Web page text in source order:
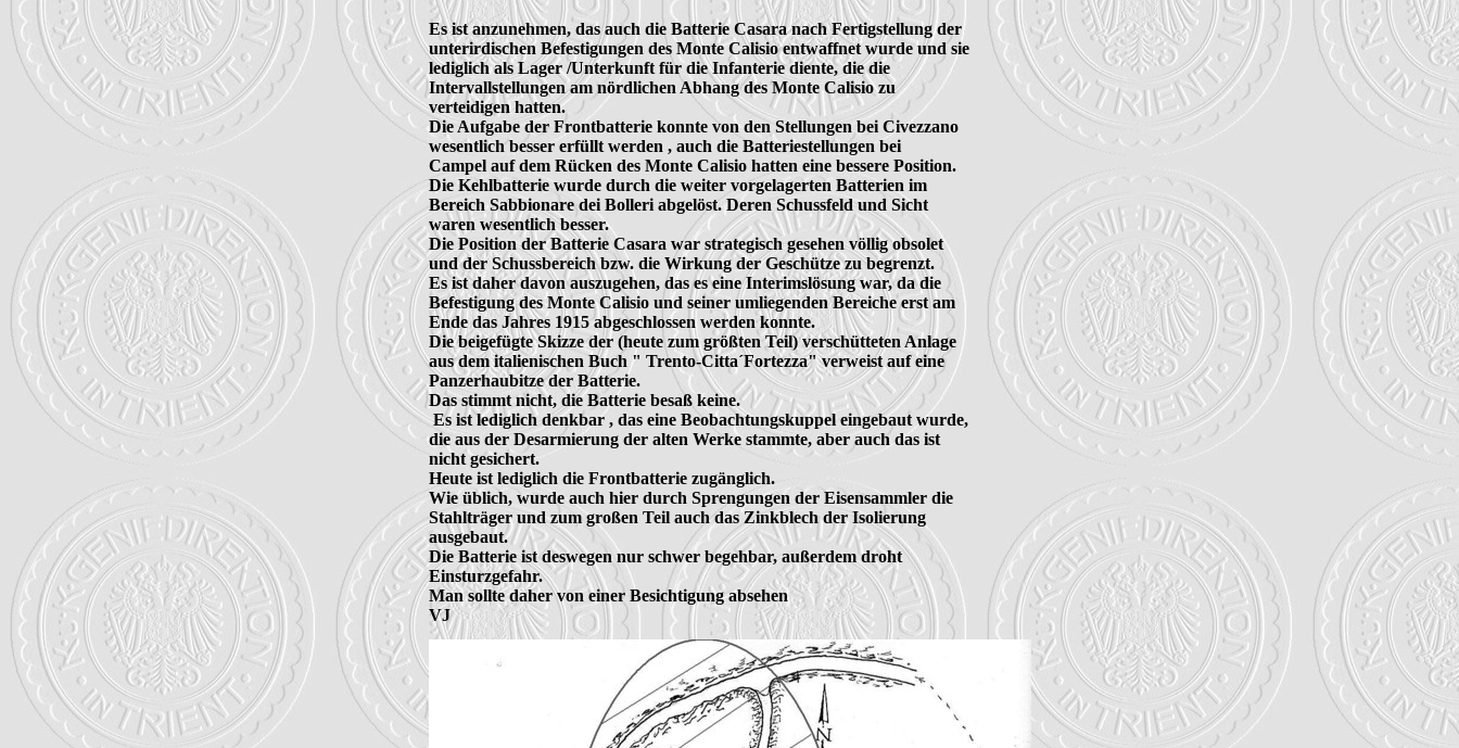
Es ist anzunehmen, das auch die Batterie Casara nach Fertigstellung der
unterirdischen Befestigungen des Monte Calisio entwaffnet wurde und sie
lediglich als Lager /Unterkunft für die Infanterie diente, die die
Intervallstellungen am nördlichen Abhang des Monte Calisio zu
verteidigen hatten.
Die Aufgabe der Frontbatterie konnte von den Stellungen bei Civezzano
wesentlich besser erfüllt werden , auch die Batteriestellungen bei
Campel auf dem Rücken des Monte Calisio hatten eine bessere Position.
Die Kehlbatterie wurde durch die weiter vorgelagerten Batterien im
Bereich Sabbionare dei Bolleri abgelöst. Deren Schussfeld und Sicht
waren wesentlich besser.
Die Position der Batterie Casara war strategisch gesehen völlig obsolet
und der Schussbereich bzw. die Wirkung der Geschütze zu begrenzt.
Es ist daher davon auszugehen, das es eine Interimslösung war, da die
Befestigung des Monte Calisio und seiner umliegenden Bereiche erst am
Ende das Jahres 1915 abgeschlossen werden konnte.
Die beigefügte Skizze der (heute zum größten Teil) verschütteten Anlage
aus dem italienischen Buch " Trento-Citta´Fortezza" verweist auf eine
Panzerhaubitze der Batterie.
Das stimmt nicht, die Batterie besaß keine.
Es ist lediglich denkbar , das eine Beobachtungskuppel eingebaut wurde,
die aus der Desarmierung der alten Werke stammte, aber auch das ist
nicht gesichert.
Heute ist lediglich die Frontbatterie zugänglich.
Wie üblich, wurde auch hier durch Sprengungen der Eisensammler die
Stahlträger und zum großen Teil auch das Zinkblech der Isolierung
ausgebaut.
Die Batterie ist deswegen nur schwer begehbar, außerdem droht
Einsturzgefahr.
Man sollte daher von einer Besichtigung absehen
VJ